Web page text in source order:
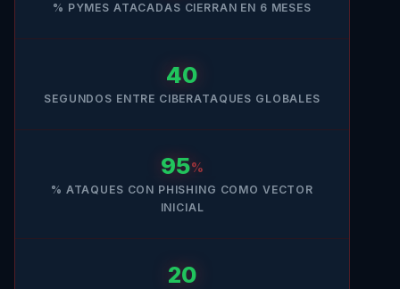
% PYMES ATACADAS CIERRAN EN 6 MESES
40
SEGUNDOS ENTRE CIBERATAQUES GLOBALES
95
% ATAQUES CON PHISHING COMO VECTOR
INICIAL
20